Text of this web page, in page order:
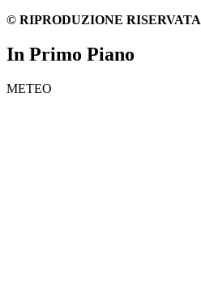
© RIPRODUZIONE RISERVATA
In Primo Piano
METEO